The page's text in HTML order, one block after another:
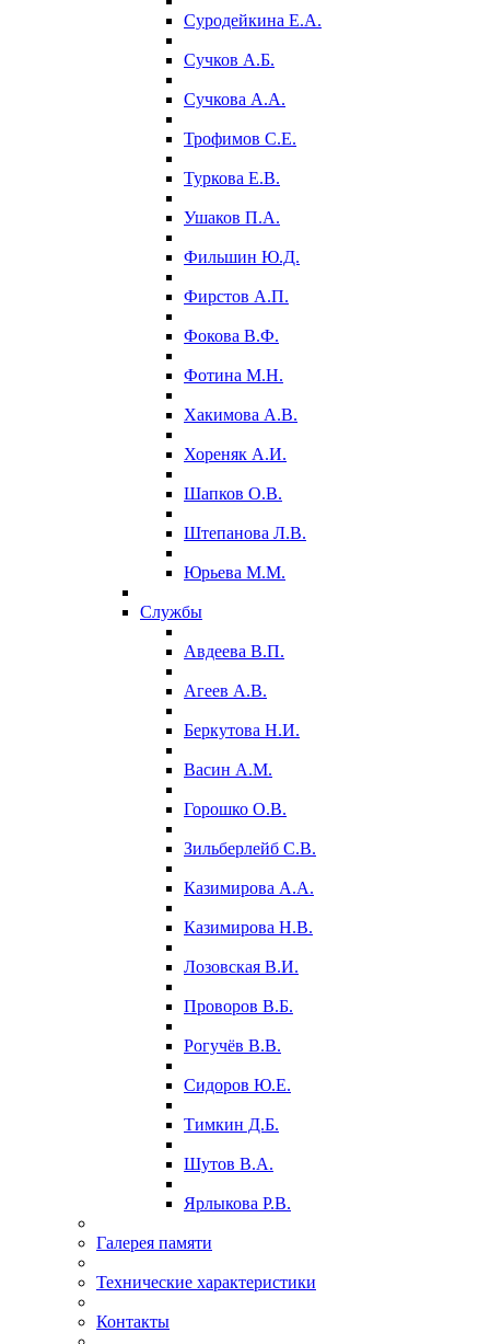
Суродейкина Е.А.
Сучков А.Б.
Сучкова А.А.
Трофимов С.Е.
Туркова Е.В.
Ушаков П.А.
Фильшин Ю.Д.
Фирстов А.П.
Фокова В.Ф.
Фотина М.Н.
Хакимова А.В.
Хореняк А.И.
Шапков О.В.
Штепанова Л.В.
Юрьева М.М.
Службы
Авдеева В.П.
Агеев А.В.
Беркутова Н.И.
Васин А.М.
Горошко О.В.
Зильберлейб С.В.
Казимирова А.А.
Казимирова Н.В.
Лозовская В.И.
Проворов В.Б.
Рогучёв В.В.
Сидоров Ю.Е.
Тимкин Д.Б.
Шутов В.А.
Ярлыкова Р.В.
Галерея памяти
Технические характеристики
Контакты